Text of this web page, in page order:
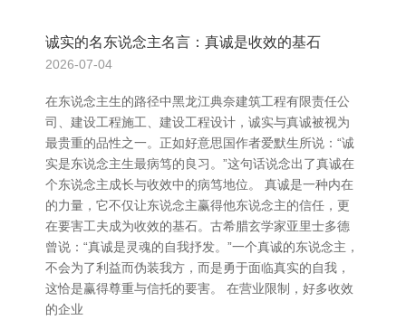
诚实的名东说念主名言：真诚是收效的基石
2026-07-04
在东说念主生的路径中黑龙江典奈建筑工程有限责任公
司、建设工程施工、建设工程设计，诚实与真诚被视为
最贵重的品性之一。正如好意思国作者爱默生所说：“诚
实是东说念主生最病笃的良习。”这句话说念出了真诚在
个东说念主成长与收效中的病笃地位。 真诚是一种内在
的力量，它不仅让东说念主赢得他东说念主的信任，更
在要害工夫成为收效的基石。古希腊玄学家亚里士多德
曾说：“真诚是灵魂的自我抒发。”一个真诚的东说念主，
不会为了利益而伪装我方，而是勇于面临真实的自我，
这恰是赢得尊重与信托的要害。 在营业限制，好多收效
的企业